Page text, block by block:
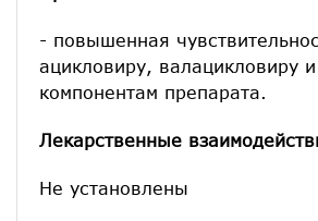
- повышенная
ацикловиру, валацикловиру
компонентам препарата.
Лекарственные
Не установлены